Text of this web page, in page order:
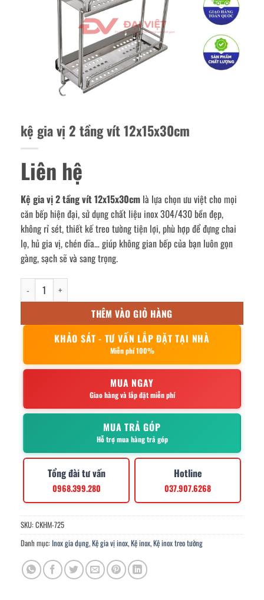
kệ gia vị 2 tầng vít 12x15x30cm
Liên hệ
Kệ gia vị 2 tầng vít 12x15x30cm là lựa chọn ưu việt cho mọi
căn bếp hiện đại, sử dụng chất liệu inox 304/430 bền đẹp,
không rỉ sét, thiết kế treo tường tiện lợi, phù hợp để đựng chai
lọ, hủ gia vị, chén dĩa… giúp không gian bếp của bạn luôn gọn
gàng, sạch sẽ và sang trọng.
kệ gia vị 2 tầng vít 12x15x30cm số lượng
THÊM VÀO GIỎ HÀNG
KHẢO SÁT - TƯ VẤN LẮP ĐẶT TẠI NHÀ
Miễn phí 100%
MUA NGAY
Giao hàng và lắp đặt miễn phí
MUA TRẢ GÓP
Hỗ trợ mua hàng trả góp
Tổng đài tư vấn
0968.399.280
Hotline
037.907.6268
SKU: CKHM-725
Danh mục: Inox gia dụng,Kệ gia vị inox,Kệ inox,Kệ inox treo tường